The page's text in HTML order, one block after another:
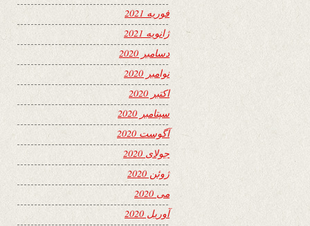
فوریه 2021
ژانویه 2021
دسامبر 2020
نوامبر 2020
اکتبر 2020
سپتامبر 2020
آگوست 2020
جولای 2020
ژوئن 2020
می 2020
آوریل 2020